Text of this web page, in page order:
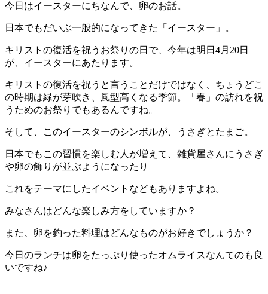
今日はイースターにちなんで、卵のお話。
日本でもだいぶ一般的になってきた「イースター」。
キリストの復活を祝うお祭りの日で、今年は明日4月20日
が、イースターにあたります。
キリストの復活を祝うと言うことだけではなく、ちょうどこ
の時期は緑が芽吹き、風型高くなる季節。「春」の訪れを祝
うためのお祭りでもあるんですね。
そして、このイースターのシンボルが、うさぎとたまご。
日本でもこの習慣を楽しむ人が増えて、雑貨屋さんにうさぎ
や卵の飾りが並ぶようになったり
これをテーマにしたイベントなどもありますよね。
みなさんはどんな楽しみ方をしていますか？
また、卵を釣った料理はどんなものがお好きでしょうか？
今日のランチは卵をたっぷり使ったオムライスなんてのも良
いですね♪